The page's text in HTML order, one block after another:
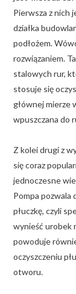
Pierwsza z nich
działka
podłożem.
rozwiązaniem.
stalowych rur,
stosuje się
głównej mierze
wpuszczana do
Z kolei drugi z
się coraz
jednoczesne
Pompa pozwala
płuczkę, czyli
wynieść urobek
powoduje
oczyszczeniu
otworu.